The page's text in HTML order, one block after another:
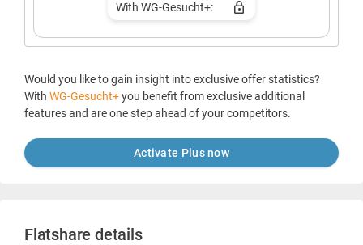
With WG-Gesucht+:
Would you like to gain insight into exclusive offer statistics?
With WG-Gesucht+you benefit from exclusive additional
features and are one step ahead of your competitors.
Activate Plus now
Flatshare details